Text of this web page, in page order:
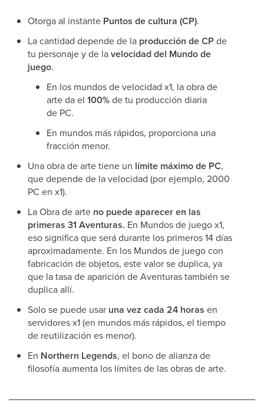
Otorga al instante Puntos de cultura (CP).
La cantidad depende de la producción de CPde
tu personaje y de lavelocidad del Mundo de
juego.
En los mundos de velocidad x1, la obra de
arte da el 100%de tu producción diaria
de PC.
En mundos más rápidos, proporciona una
fracción menor.
Una obra de arte tiene un límite máximo de PC,
que depende de la velocidad (por ejemplo, 2000
PC en x1).
La Obra de arte no puede aparecer en las
primeras 31 Aventuras. En Mundos de juego x1,
eso significa que será durante los primeros 14 días
aproximadamente. En los Mundos de juego con
fabricación de objetos, este valor se duplica, ya
que la tasa de aparición de Aventuras también se
duplica allí.
Solo se puede usar una vez cada 24 horas en
servidores x1 (en mundos más rápidos, el tiempo
de reutilización es menor).
En Northern Legends, el bono de alianza de
filosofía aumenta los límites de las obras de arte.